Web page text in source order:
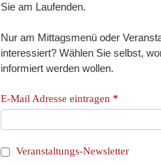
Sie am Laufenden.
Nur am Mittagsmenü oder
interessiert? Wählen Sie selbst,
informiert werden wollen.
E-Mail Adresse eintragen *
Veranstaltungs-Newsletter